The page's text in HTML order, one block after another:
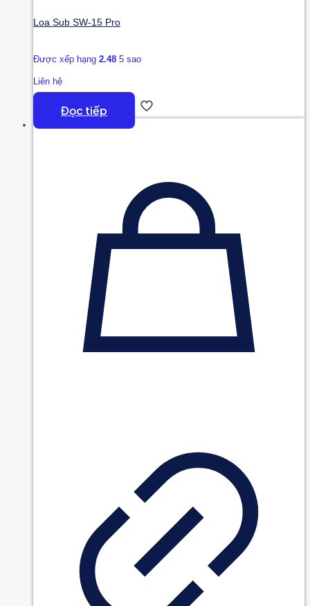
Loa Sub SW-15 Pro
Được xếp hạng 2.48 5 sao
Liên hệ
Đọc tiếp